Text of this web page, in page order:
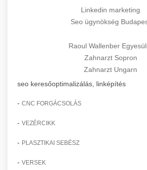
Linkedin marketing
Seo ügynökség
Raoul Wallenber
Zahnarzt Sopron
Zahnarzt Ungarn
seo keresőoptimalizálás, linképítés
- CNC FORGÁCSOLÁS
- VEZÉRCIKK
- PLASZTIKAI SEBÉSZ
- VERSEK